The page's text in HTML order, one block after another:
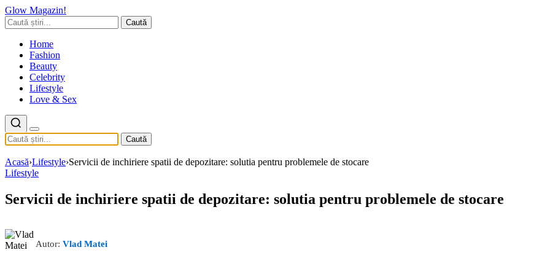
Glow Magazin!
Caută
Home
Fashion
Beauty
Celebrity
Lifestyle
Love & Sex
Caută
Acasă›Lifestyle›Servicii de inchiriere spatii de depozitare: solutia pentru problemele de stocare
Lifestyle
Servicii de inchiriere spatii de depozitare: solutia pentru problemele de stocare
Autor: Vlad Matei